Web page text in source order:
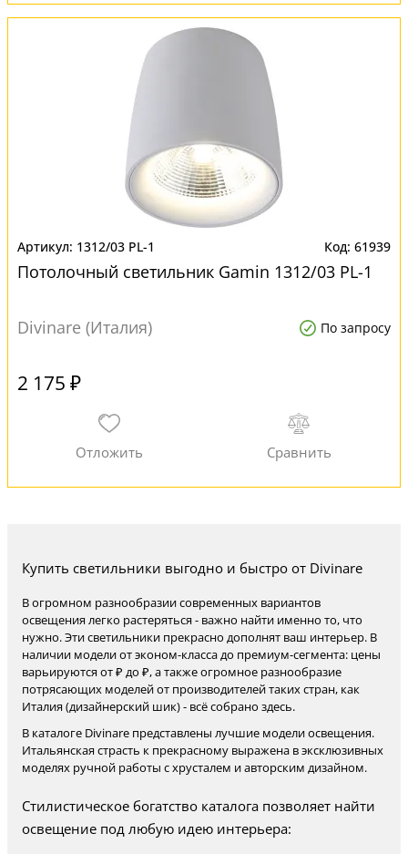
1312/03 PL-1 61939
Потолочный светильник Gamin 1312/03 PL-1
Divinare (Италия) По запросу
2 175 ₽
Купить светильники выгодно и быстро от Divinare
В огромном разнообразии современных вариантов
освещения легко растеряться - важно найти именно то, что
нужно. Эти светильники прекрасно дополнят ваш интерьер. В
наличии модели от эконом-класса до премиум-сегмента: цены
варьируются от ₽ до ₽, а также огромное разнообразие
потрясающих моделей от производителей таких стран, как
Италия (дизайнерский шик) - всё собрано здесь.
В каталоге Divinare представлены лучшие модели освещения.
Итальянская страсть к прекрасному выражена в эксклюзивных
моделях ручной работы с хрусталем и авторским дизайном.
Стилистическое богатство каталога позволяет найти
освещение под любую идею интерьера: